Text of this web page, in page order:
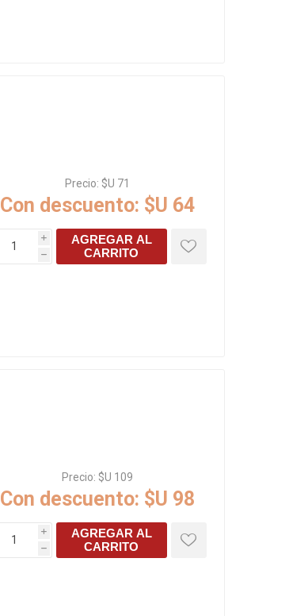
Precio: $U 71
Con descuento: $U 64
i
h
AGREGAR AL
CARRITO
Precio: $U 109
Con descuento: $U 98
i
h
AGREGAR AL
CARRITO